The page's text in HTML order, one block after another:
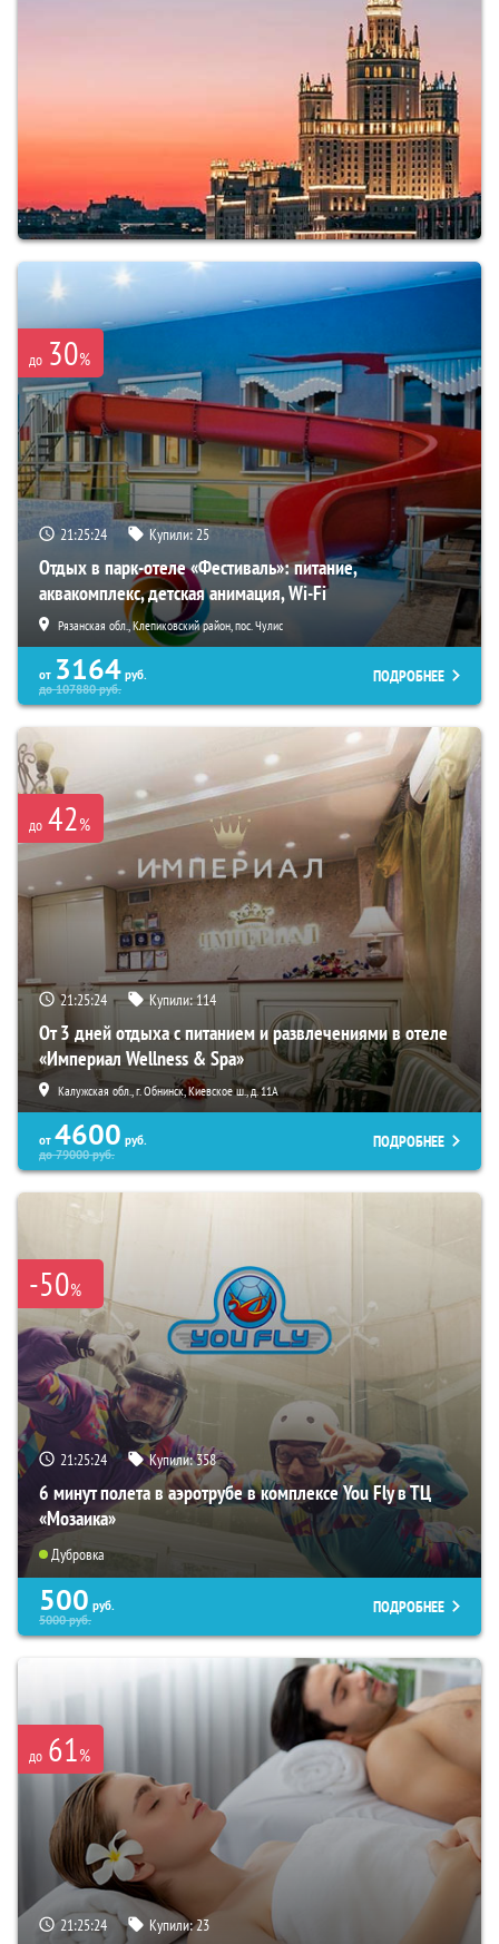
до 30%
21:25:23 Купили:25
Отдых в парк-отеле «Фестиваль»: питание,
аквакомплекс, детская анимация, Wi-Fi
Рязанская обл., Клепиковский район, пос. Чулис
от 3164 руб.
до107880руб.
ПОДРОБНЕЕ
до 42%
21:25:23 Купили:114
От 3 дней отдыха с питанием и развлечениями в отеле
«Империал Wellness & Spa»
Калужская обл., г. Обнинск, Киевское ш., д. 11А
от 4600 руб.
до79000руб.
ПОДРОБНЕЕ
-50%
21:25:23 Купили:358
6 минут полета в аэротрубе в комплексе You Fly в ТЦ
«Мозаика»
Дубровка
500 руб.
5000руб.
ПОДРОБНЕЕ
до 61%
21:25:23 Купили:23